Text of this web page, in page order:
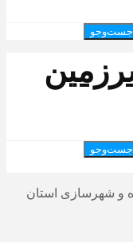
جست‌وجو
جست‌وجو